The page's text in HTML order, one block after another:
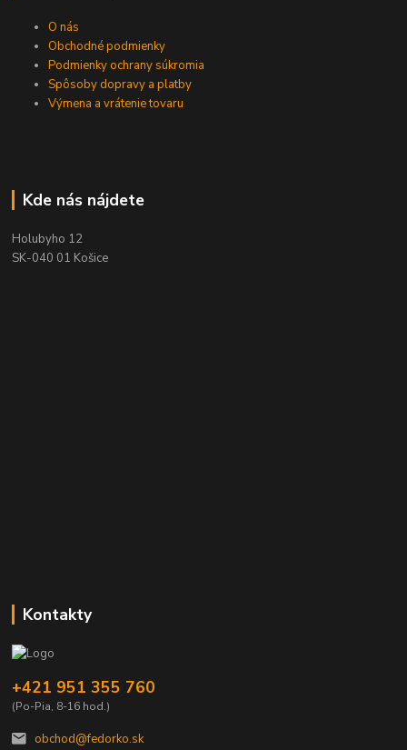
O nás
Obchodné podmienky
Podmienky ochrany súkromia
Spôsoby dopravy a platby
Výmena a vrátenie tovaru
Kde nás nájdete
Holubyho 12
SK-040 01 Košice
Kontakty
+421 951 355 760
(Po-Pia, 8-16 hod.)
obchod@fedorko.sk